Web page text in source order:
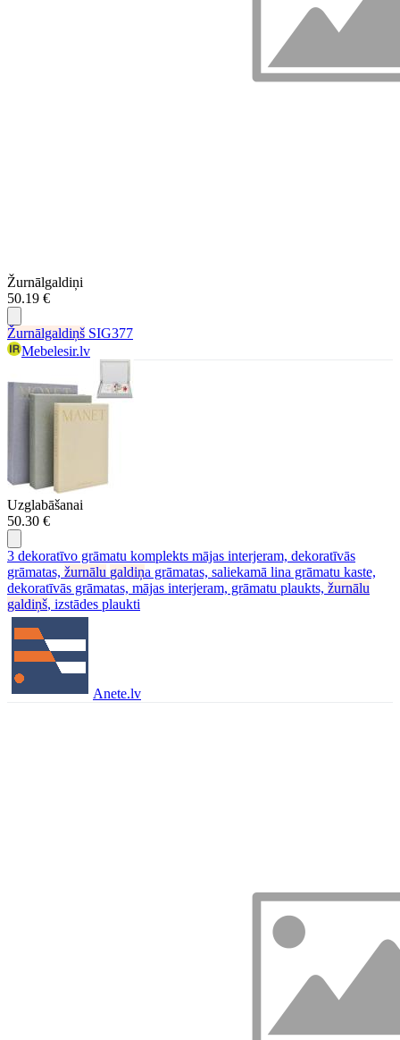
Žurnālgaldiņi
50.19 €
Žurnālgaldiņš SIG377
Mebelesir.lv
Uzglabāšanai
50.30 €
3 dekoratīvo grāmatu komplekts mājas interjeram, dekoratīvās
grāmatas, žurnālu galdiņa grāmatas, saliekamā lina grāmatu kaste,
dekoratīvās grāmatas, mājas interjeram, grāmatu plaukts, žurnālu
galdiņš, izstādes plaukti
Anete.lv